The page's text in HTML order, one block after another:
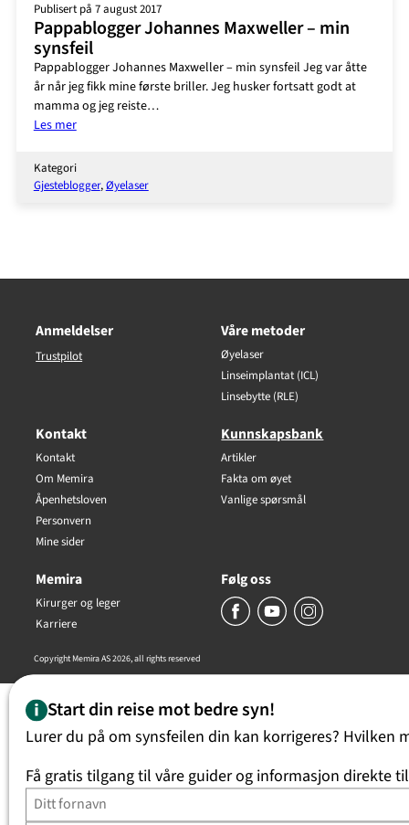
Publisert på 7 august 2017
Pappablogger Johannes Maxweller – min
synsfeil
Pappablogger Johannes Maxweller – min synsfeil Jeg var åtte
år når jeg fikk mine første briller. Jeg husker fortsatt godt at
mamma og jeg reiste…
Les mer:
Johannes
Maxweller
Kategori
Gjesteblogger, Øyelaser
Anmeldelser
Trustpilot
Våre metoder
Øyelaser
Linseimplantat (ICL)
Linsebytte (RLE)
Kontakt
Kontakt
Om Memira
Åpenhetsloven
Personvern
Mine sider
Kunnskapsbank
Artikler
Fakta om øyet
Vanlige spørsmål
Memira
Kirurger og leger
Karriere
Følg oss
Copyright Memira AS 2026, all rights reserved
Start din reise mot bedre syn!
Lurer du på om synsfeilen din kan korrigeres? Hvilken
Få gratis tilgang til våre guider og informasjon direkte